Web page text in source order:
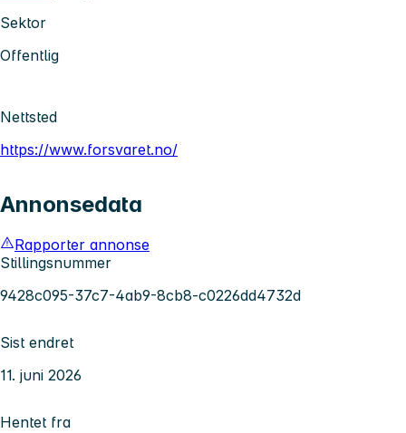
Sektor
Offentlig
Nettsted
https://www.forsvaret.no/
Annonsedata
Rapporter annonse
Stillingsnummer
9428c095-37c7-4ab9-8cb8-c0226dd4732d
Sist endret
11. juni 2026
Hentet fra